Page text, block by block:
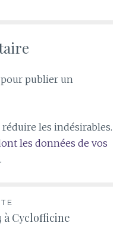
pour publier un
les indésirables.
les données de vos
.
à Cyclofficine